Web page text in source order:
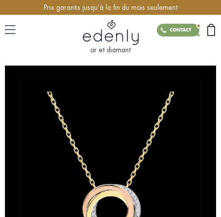
Prix garantis jusqu’à la fin du mois seulement
CONTACT
or et diamant